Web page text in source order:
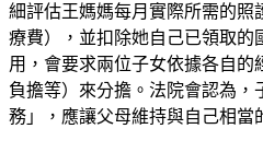
細評估王媽媽每月實際所需的照
療費），並扣除她自己已領取的
用，會要求兩位子女依據各自
負擔等）來分擔。法院會認為
務」，應讓父母維持與自己相當